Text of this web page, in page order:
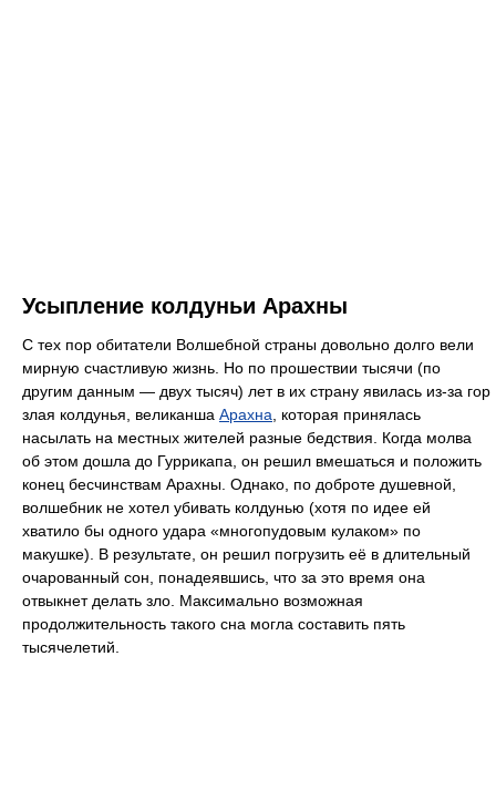
Усыпление колдуньи Арахны
С тех пор обитатели Волшебной страны довольно долго вели
мирную счастливую жизнь. Но по прошествии тысячи (по
другим данным — двух тысяч) лет в их страну явилась из-за гор
злая колдунья, великанша Арахна , которая принялась
насылать на местных жителей разные бедствия. Когда молва
об этом дошла до Гуррикапа, он решил вмешаться и положить
конец бесчинствам Арахны. Однако, по доброте душевной,
волшебник не хотел убивать колдунью (хотя по идее ей
хватило бы одного удара «многопудовым кулаком» по
макушке). В результате, он решил погрузить её в длительный
очарованный сон, понадеявшись, что за это время она
отвыкнет делать зло. Максимально возможная
продолжительность такого сна могла составить пять
тысячелетий.